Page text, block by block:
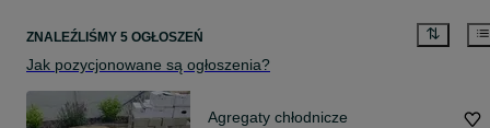
ZNALEŹLIŚMY 5 OGŁOSZEŃ
Jak pozycjonowane są ogłoszenia?
Agregaty chłodnicze